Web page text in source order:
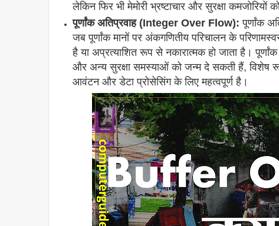
लेकिन फिर भी मेमोरी भ्रष्टाचार और सुरक्षा
पूर्णांक अतिप्रवाह (Integer Over Flow): पूर्णांक
जब पूर्णांक मानों पर अंकगणितीय परिचालन के
है या अप्रत्याशित रूप से नकारात्मक हो जाता है।
और अन्य सुरक्षा समस्याओं को जन्म दे सकती हैं, विशेष
आवंटन और डेटा प्रोसेसिंग के लिए महत्वपूर्ण है।